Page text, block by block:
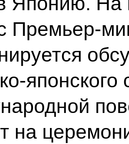
Премьер-
японского
на